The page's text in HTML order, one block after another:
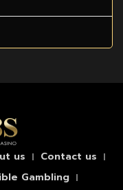
us
Contact us
Gambling